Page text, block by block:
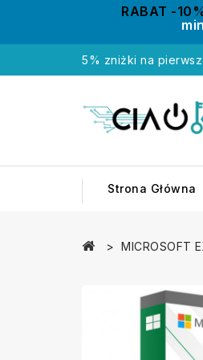
RABAT -
5% zniżki na
Strona Główna
MICROSOFT